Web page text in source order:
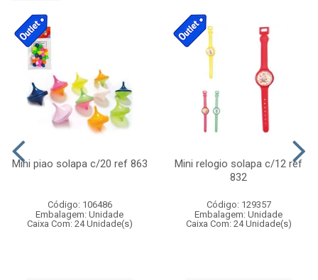
Mini piao solapa c/20 ref 863
Código: 106486
Embalagem: Unidade
Caixa Com: 24 Unidade(s)
Mini relogio solapa c/12 ref
832
Código: 129357
Embalagem: Unidade
Caixa Com: 24 Unidade(s)